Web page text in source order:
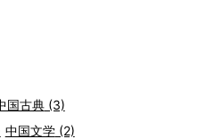
国古典(3)
中国文学(2)